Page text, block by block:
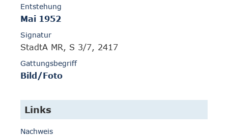
Entstehung
Mai 1952
Signatur
StadtA MR, S 3/7, 2417
Gattungsbegriff
Bild/Foto
Links
Nachweis